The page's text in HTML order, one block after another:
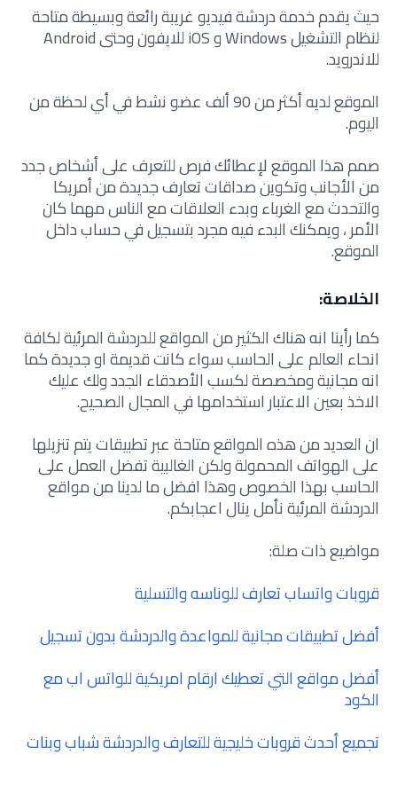
حيث يقدم خدمة دردشة فيديو غريبة رائعة وبسيطة متاحة
لنظام التشغيل Windows و iOS للايفون وحتى Android
للاندرويد.
الموقع لديه أكثر من 90 ألف عضو نشط في أي لحظة من
اليوم.
صمم هذا الموقع لإعطائك فرص للتعرف على أشخاص جدد
من الأجانب وتكوين صداقات تعارف جديدة من أمريكا
والتحدث مع الغرباء وبدء العلاقات مع الناس مهما كان
الأمر ، ويمكنك البدء فيه مجرد بتسجيل في حساب داخل
الموقع.
الخلاصة:
كما رأينا انه هناك الكثير من المواقع للدردشة المرئية لكافة
انحاء العالم على الحاسب سواء كانت قديمة او جديدة كما
انه مجانية ومخصصة لكسب الأصدقاء الجدد ولك عليك
الاخذ بعين الاعتبار استخدامها في المجال الصحيح.
ان العديد من هذه المواقع متاحة عبر تطبيقات يتم تنزيلها
على الهواتف المحمولة ولكن الغالبية تفضل العمل على
الحاسب بهذا الخصوص وهذا افضل ما لدينا من مواقع
الدردشة المرئية نأمل ينال اعجابكم.
مواضيع ذات صلة:
قروبات واتساب تعارف للوناسه والتسلية
أفضل تطبيقات مجانية للمواعدة والدردشة بدون تسجيل
أفضل مواقع التي تعطيك ارقام امريكية للواتس اب مع
الكود
تجميع أحدث قروبات خليجية للتعارف والدردشة شباب وبنات